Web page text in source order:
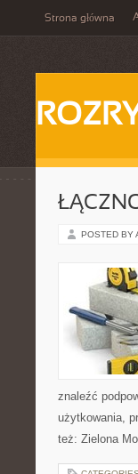
Strona główna
POSTED BY
znaleźć
użytkowania,
też: Zielona